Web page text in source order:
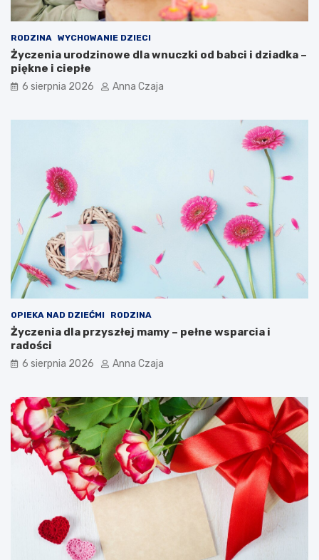
RODZINA WYCHOWANIE DZIECI
Życzenia urodzinowe dla wnuczki od babci i dziadka –
piękne i ciepłe
6 sierpnia 2026 Anna Czaja
OPIEKA NAD DZIEĆMI RODZINA
Życzenia dla przyszłej mamy – pełne wsparcia i
radości
6 sierpnia 2026 Anna Czaja